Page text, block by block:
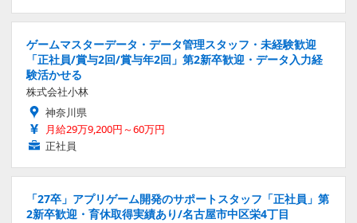
ゲームマスターデータ・データ管理スタッフ・未経験歓迎
「正社員/賞与2回/賞与年2回」第2新卒歓迎・データ入力経
験活かせる
株式会社小林
神奈川県
月給29万9,200円～60万円
正社員
「27卒」アプリゲーム開発のサポートスタッフ「正社員」第
2新卒歓迎・育休取得実績あり/名古屋市中区栄4丁目